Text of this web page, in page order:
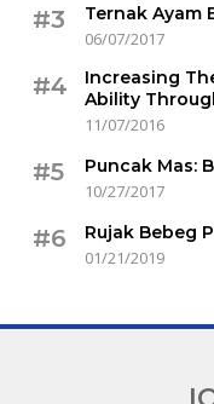
#3
Ternak Ayam
06/07/2017
#4
Increasing
Ability
11/07/2016
#5
Puncak Mas:
10/27/2017
#6
Rujak Bebeg
01/21/2019